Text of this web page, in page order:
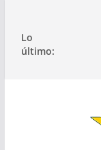
contenido
Lo
último: